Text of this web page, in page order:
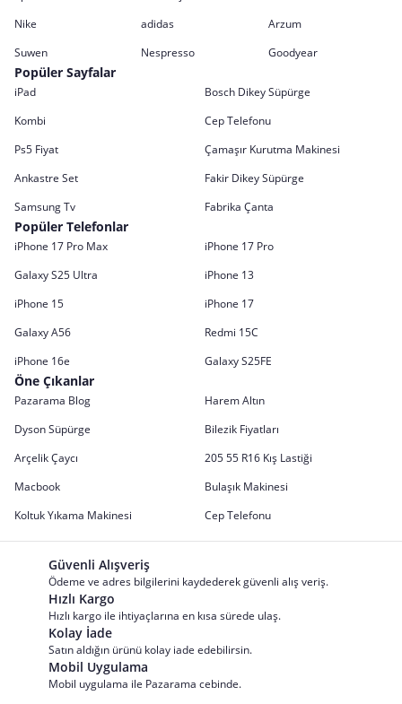
Nike
adidas
Arzum
Suwen
Nespresso Goodyear
Popüler Sayfalar
iPad
Bosch Dikey Süpürge
Kombi
Cep Telefonu
Ps5 Fiyat
Çamaşır Kurutma Makinesi
Ankastre Set
Fakir Dikey Süpürge
Samsung Tv
Fabrika Çanta
Popüler Telefonlar
iPhone 17 Pro Max
iPhone 17 Pro
Galaxy S25 Ultra
iPhone 13
iPhone 15
iPhone 17
Galaxy A56
Redmi 15C
iPhone 16e
Galaxy S25FE
Öne Çıkanlar
Pazarama Blog
Harem Altın
Dyson Süpürge
Bilezik Fiyatları
Arçelik Çaycı
205 55 R16 Kış Lastiği
Macbook
Bulaşık Makinesi
Koltuk Yıkama Makinesi
Cep Telefonu
Güvenli Alışveriş
Ödeme ve adres bilgilerini kaydederek güvenli alış veriş.
Hızlı Kargo
Hızlı kargo ile ihtiyaçlarına en kısa sürede ulaş.
Kolay İade
Satın aldığın ürünü kolay iade edebilirsin.
Mobil Uygulama
Mobil uygulama ile Pazarama cebinde.